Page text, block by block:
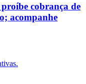
cobrança de
acompanhe